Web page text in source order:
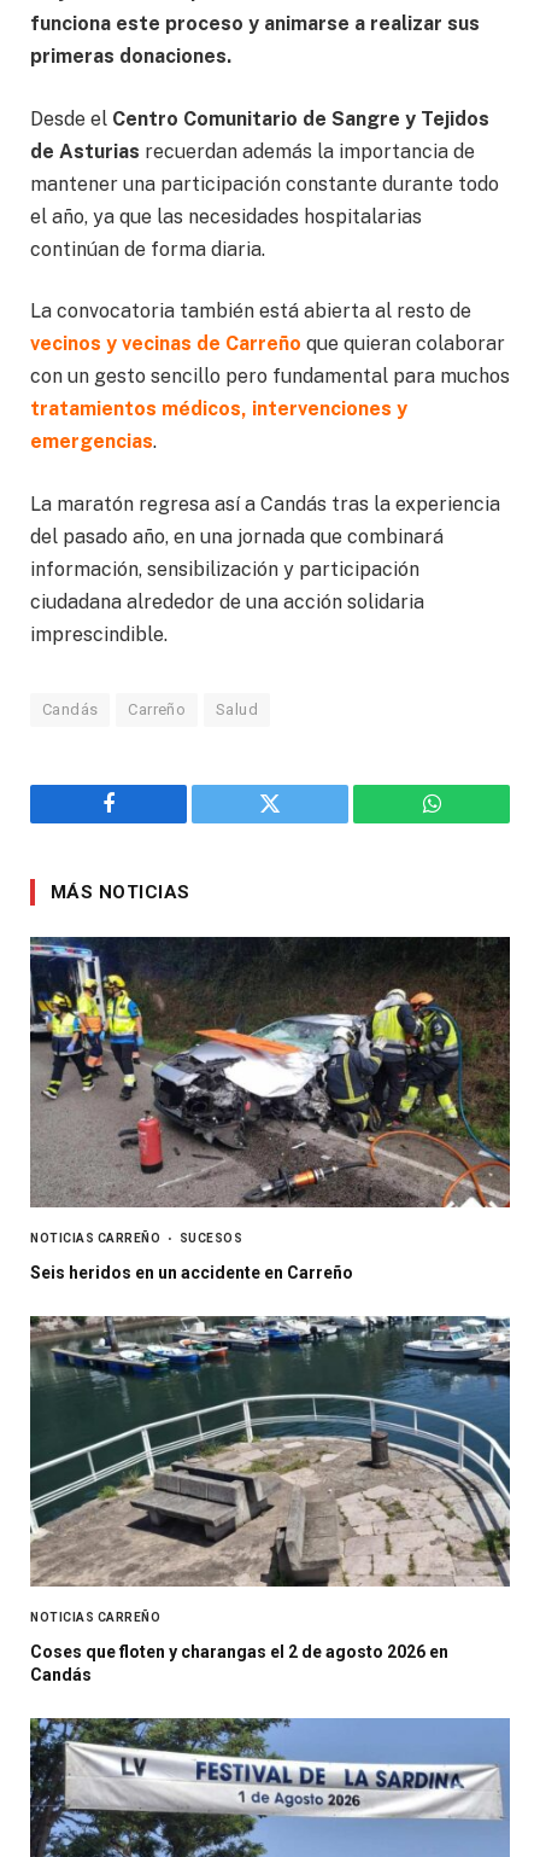
funciona este proceso y animarse a realizar sus
primeras donaciones.
Desde el Centro Comunitario de Sangre y Tejidos
de Asturias recuerdan además la importancia de
mantener una participación constante durante todo
el año, ya que las necesidades hospitalarias
continúan de forma diaria.
La convocatoria también está abierta al resto de
vecinos y vecinas de Carreño que quieran colaborar
con un gesto sencillo pero fundamental para muchos
tratamientos médicos, intervenciones y
emergencias.
La maratón regresa así a Candás tras la experiencia
del pasado año, en una jornada que combinará
información, sensibilización y participación
ciudadana alrededor de una acción solidaria
imprescindible.
Candás Carreño Salud
Facebook Twitter WhatsApp
MÁS NOTICIAS
NOTICIAS CARREÑO SUCESOS
Seis heridos en un accidente en Carreño
NOTICIAS CARREÑO
Coses que floten y charangas el 2 de agosto 2026 en
Candás